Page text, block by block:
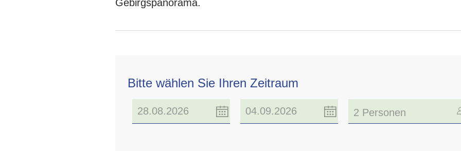
Gebirgspanorama.
Bitte wählen Sie Ihren Zeitraum
2 Personen